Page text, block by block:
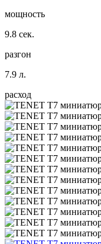
мощность
9.8 сек.
разгон
7.9 л.
расход